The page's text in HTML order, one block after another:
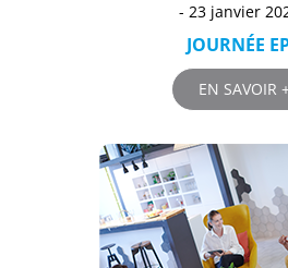
- 23 janvier
JOURNÉE
EN SAVOIR